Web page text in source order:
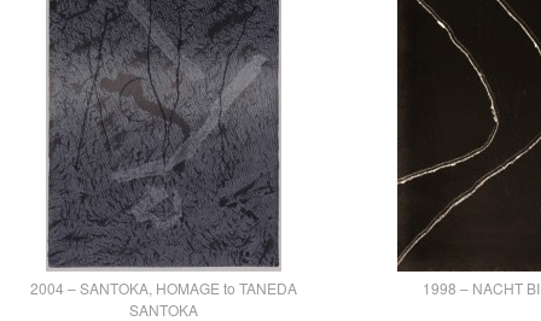
2004 – SANTOKA, HOMAGE to TANEDA
SANTOKA
1998 – NACHT